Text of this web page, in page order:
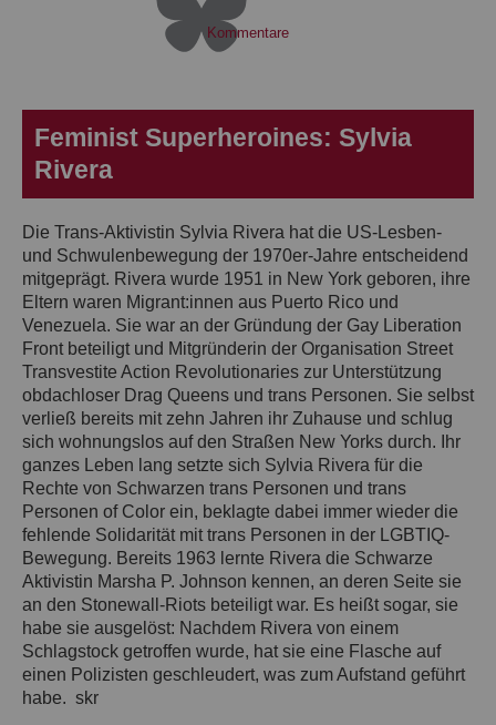
Kommentare
Feminist Superheroines: Sylvia
Rivera
Die Trans-Aktivistin Sylvia Rivera hat die US-Lesben-
und Schwulenbewegung der 1970er-Jahre entscheidend
mitgeprägt. Rivera wurde 1951 in New York geboren, ihre
Eltern waren Migrant:innen aus Puerto Rico und
Venezuela. Sie war an der Gründung der Gay Liberation
Front beteiligt und Mitgründerin der Organisation Street
Transvestite Action Revolutionaries zur Unterstützung
obdachloser Drag Queens und trans Personen. Sie selbst
verließ bereits mit zehn Jahren ihr Zuhause und schlug
sich wohnungslos auf den Straßen New Yorks durch. Ihr
ganzes Leben lang setzte sich Sylvia Rivera für die
Rechte von Schwarzen trans Personen und trans
Personen of Color ein, beklagte dabei immer wieder die
fehlende Solidarität mit trans Personen in der LGBTIQ-
Bewegung. Bereits 1963 lernte Rivera die Schwarze
Aktivistin Marsha P. Johnson kennen, an deren Seite sie
an den Stonewall-Riots beteiligt war. Es heißt sogar, sie
habe sie ausgelöst: Nachdem Rivera von einem
Schlagstock getroffen wurde, hat sie eine Flasche auf
einen Polizisten geschleudert, was zum Aufstand geführt
habe. skr